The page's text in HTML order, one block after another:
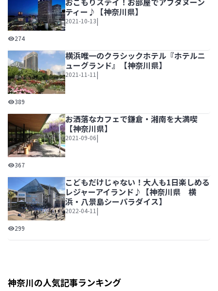
横浜ベイシェラトン ホテル＆タワーズでおこもりステイ
274
ティー♪【神奈川県】
2021-10-13|
横浜唯一のクラシックホテル『ホテルニューグランド』【
389
横浜唯一のクラシックホテル『ホテルニ
ューグランド』【神奈川県】
2021-11-11 |
お洒落なカフェで鎌倉・湘南を大満喫【神奈川県】
367
お洒落なカフェで鎌倉・湘南を大満喫
【神奈川県】
2021-09-06|
こどもだけじゃない！大人も1日楽しめるレジャーアイラ
299
こどもだけじゃない！大人も1日楽しめる
レジャーアイランド♪【神奈川県 横
浜・八景島シーパラダイス】
2022-04-11 |
神奈川の人気記事ランキング